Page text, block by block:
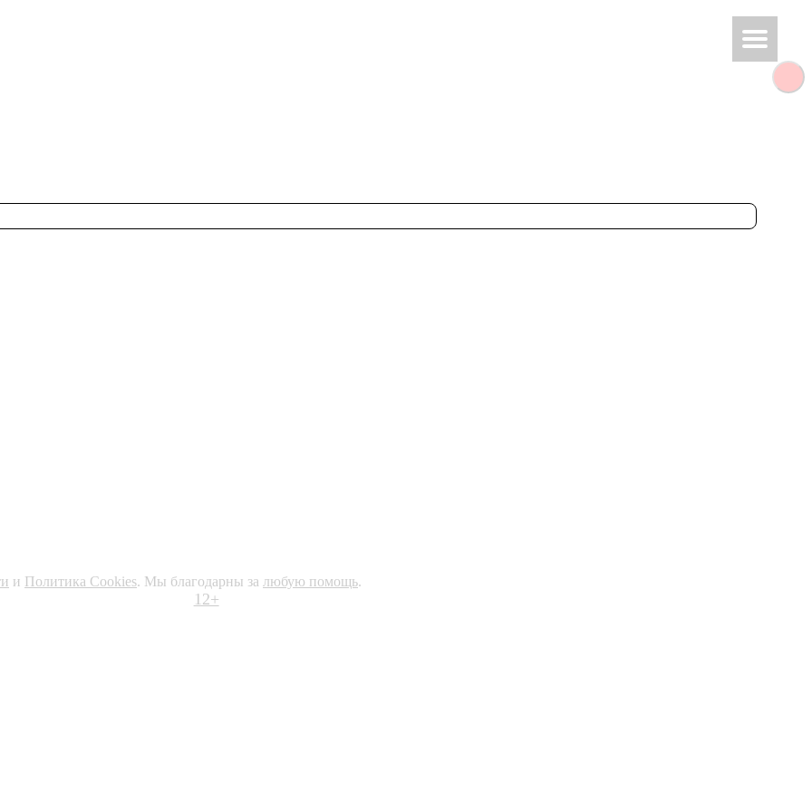
и Политика Cookies. Мы благодарны за любую помощь.
12+